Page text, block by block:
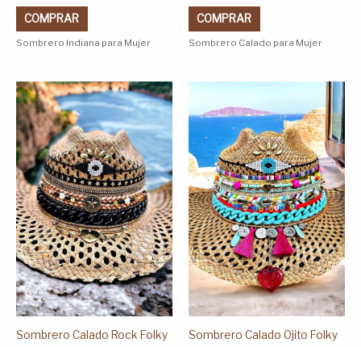
COMPRAR
Sombrero Indiana para Mujer
COMPRAR
Sombrero Calado para Mujer
Sombrero Calado Rock Folky
Este
producto
tiene
múltiples
variantes.
Las
opciones
se
pueden
elegir
en
la
página
Sombrero Calado Ojito Folky
producto
tiene
múltiples
variantes.
Las
opciones
se
pueden
elegir
en
página